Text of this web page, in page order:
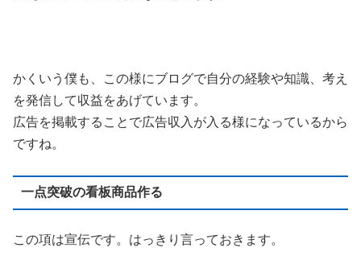
かくいう僕も、この様にブログで自分の経験や知識、考え
を発信して収益をあげています。
広告を掲載することで広告収入が入る様になっているから
ですね。
一点突破の看板商品作る
この項は宣伝です。はっきり言っておきます。